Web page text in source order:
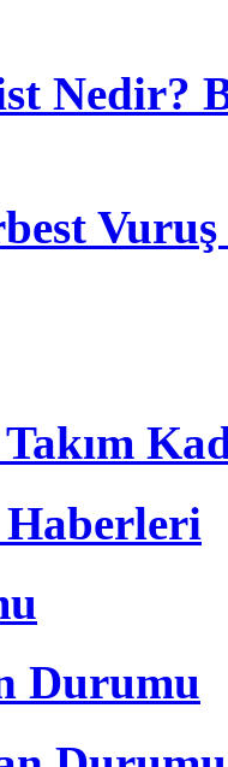
Nedir?
Durumu